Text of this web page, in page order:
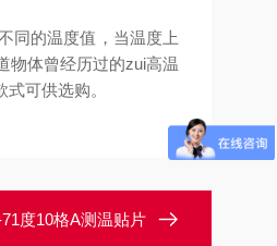
同的温度值，当温度上
物体曾经历过的zui高温
可供选购。
度10格A测温贴片